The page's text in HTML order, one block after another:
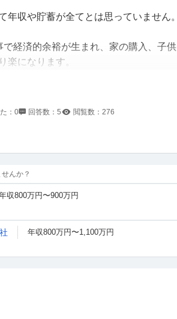
年収や貯蓄が全てとは思っていません
で経済的余裕が生まれ、家の購入、子
楽になります。
社宅は32歳まで月1.1万で住めます。
企業なので、30歳で850-900は行くと
1000万無いと結婚厳しい等の意見もあ
るか不安になってきました。
： 0 回答数： 5 閲覧数： 276
んか？
収800万円〜900万円
年収800万円〜1,100万円